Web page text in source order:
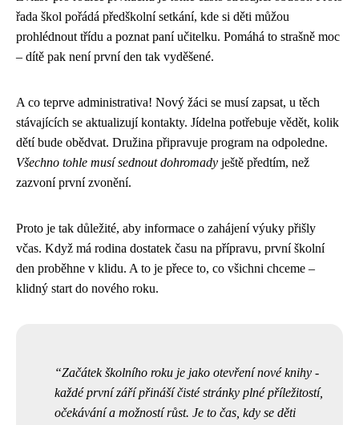
řada škol pořádá předškolní setkání, kde si děti můžou
prohlédnout třídu a poznat paní učitelku. Pomáhá to strašně moc
– dítě pak není první den tak vyděšené.
A co teprve administrativa! Nový žáci se musí zapsat, u těch
stávajících se aktualizují kontakty. Jídelna potřebuje vědět, kolik
dětí bude obědvat. Družina připravuje program na odpoledne.
Všechno tohle musí sednout dohromady ještě předtím, než
zazvoní první zvonění.
Proto je tak důležité, aby informace o zahájení výuky přišly
včas. Když má rodina dostatek času na přípravu, první školní
den proběhne v klidu. A to je přece to, co všichni chceme –
klidný start do nového roku.
Začátek školního roku je jako otevření nové knihy -
každé první září přináší čisté stránky plné příležitostí,
očekávání a možností růst. Je to čas, kdy se děti